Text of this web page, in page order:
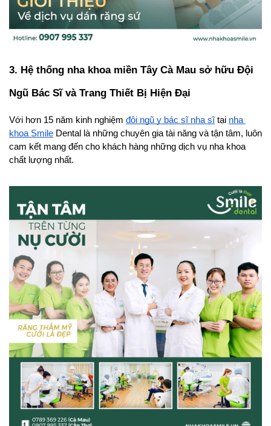
3. Hệ thống nha khoa miền Tây Cà Mau sở hữu Đội
Ngũ Bác Sĩ và Trang Thiết Bị Hiện Đại
Với hơn 15 năm kinh nghiệm đội ngũ y bác sĩ nha sĩ tại nha
khoa Smile Dental là những chuyên gia tài năng và tận tâm, luôn
cam kết mang đến cho khách hàng những dịch vụ nha khoa
chất lượng nhất.